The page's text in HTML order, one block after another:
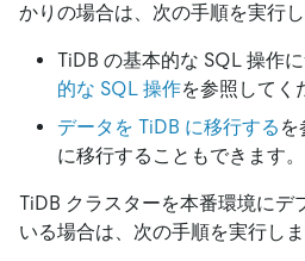
かりの場合は、次の手順を実行し
TiDB の基本的な SQL 操作
的な SQL 操作を参照してく
データを TiDB に移行する を
に移行することもできます。
TiDB クラスターを本番環境にデ
いる場合は、次の手順を実行しま